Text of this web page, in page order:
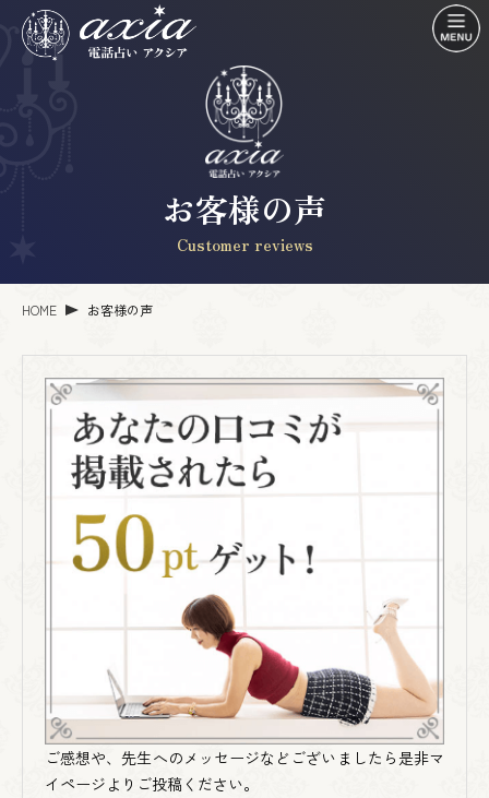
お客様の声
Customer reviews
HOME お客様の声
ご感想や、先生へのメッセージなどございましたら是非マ
イページよりご投稿ください。